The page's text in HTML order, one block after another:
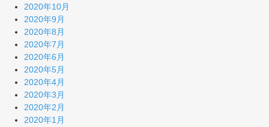
2020年10月
2020年9月
2020年8月
2020年7月
2020年6月
2020年5月
2020年4月
2020年3月
2020年2月
2020年1月